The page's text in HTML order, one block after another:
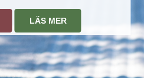
LÄS MER